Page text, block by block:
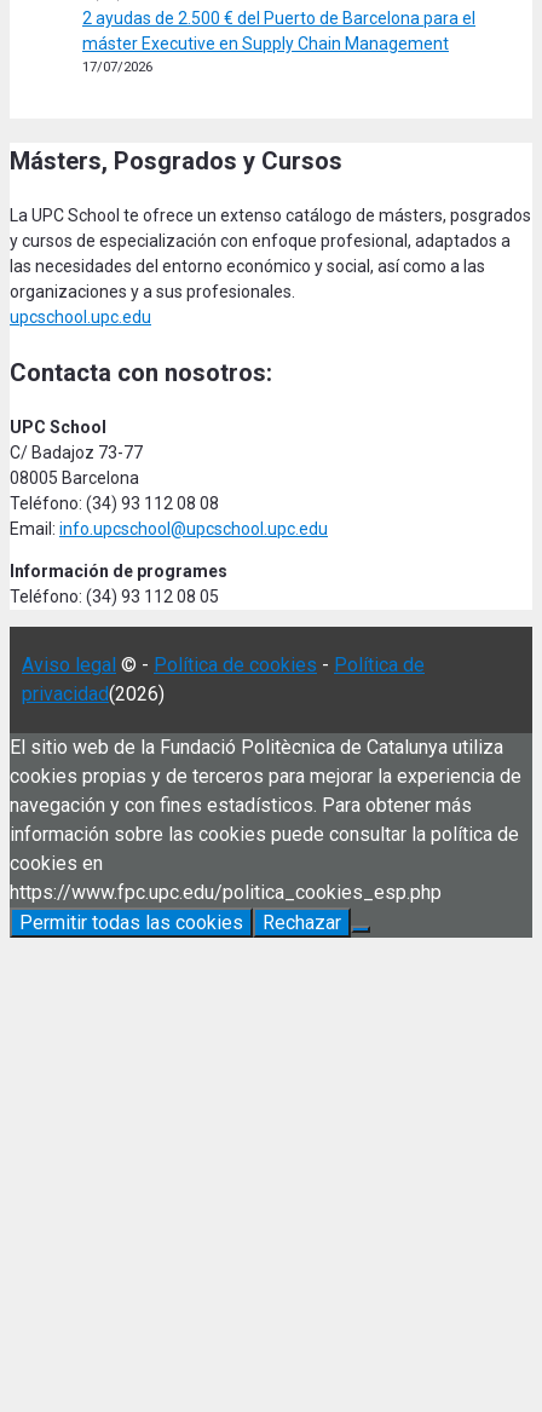
2 ayudas de 2.500 € del Puerto de Barcelona para el
máster Executive en Supply Chain Management
17/07/2026
Másters, Posgrados y Cursos
La UPC School te ofrece un extenso catálogo de másters, posgrados
y cursos de especialización con enfoque profesional, adaptados a
las necesidades del entorno económico y social, así como a las
organizaciones y a sus profesionales.
upcschool.upc.edu
Contacta con nosotros:
UPC School
C/ Badajoz 73-77
08005 Barcelona
Teléfono: (34) 93 112 08 08
Email: info.upcschool@upcschool.upc.edu
Información de programes
Teléfono: (34) 93 112 08 05
Aviso legal © - Política de cookies - Política de
privacidad(2026)
El sitio web de la Fundació Politècnica de Catalunya utiliza
cookies propias y de terceros para mejorar la experiencia de
navegación y con fines estadísticos. Para obtener más
información sobre las cookies puede consultar la política de
cookies en
https://www.fpc.upc.edu/politica_cookies_esp.php
Permitir todas las cookies
Rechazar